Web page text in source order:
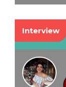
Interview